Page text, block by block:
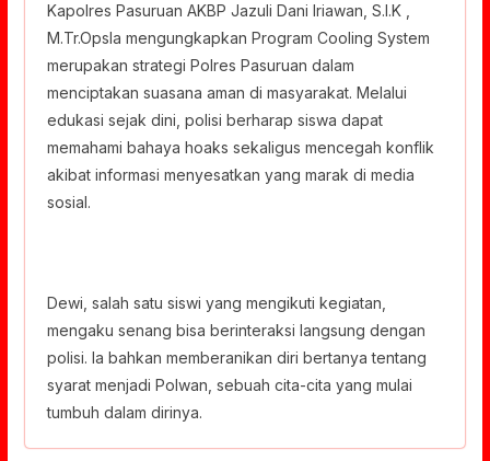
Kapolres Pasuruan AKBP Jazuli Dani Iriawan, S.I.K ,
M.Tr.Opsla mengungkapkan Program Cooling System
merupakan strategi Polres Pasuruan dalam
menciptakan suasana aman di masyarakat. Melalui
edukasi sejak dini, polisi berharap siswa dapat
memahami bahaya hoaks sekaligus mencegah konflik
akibat informasi menyesatkan yang marak di media
sosial.
Dewi, salah satu siswi yang mengikuti kegiatan,
mengaku senang bisa berinteraksi langsung dengan
polisi. Ia bahkan memberanikan diri bertanya tentang
syarat menjadi Polwan, sebuah cita-cita yang mulai
tumbuh dalam dirinya.